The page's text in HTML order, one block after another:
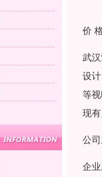
价
武
设
等
现
公
企